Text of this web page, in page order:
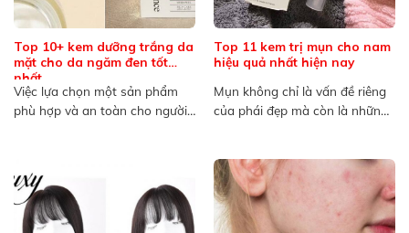
Top 10+ kem dưỡng trắng da
mặt cho da ngăm đen tốt
nhất
Việc lựa chọn một sản phẩm
phù hợp và an toàn cho người
Top 11 kem trị mụn cho nam
hiệu quả nhất hiện nay
Mụn không chỉ là vấn đề riêng
của phái đẹp mà còn là những